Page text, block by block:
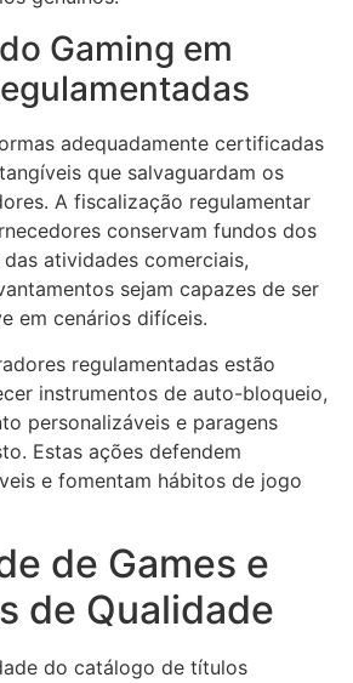
Gaming em
adequadamente certificadas
que salvaguardam os
A fiscalização regulamentar
conservam fundos dos
atividades comerciais,
sejam capazes de ser
em cenários difíceis.
regulamentadas estão
instrumentos de auto-bloqueio,
personalizáveis e paragens
Estas ações defendem
e fomentam hábitos de jogo
de Games e
de Qualidade
do catálogo de títulos